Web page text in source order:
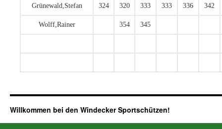
Grünewald,Stefan 324 320 333 333 336 342
Wolff,Rainer 354 345
Willkommen bei den Windecker Sportschützen!